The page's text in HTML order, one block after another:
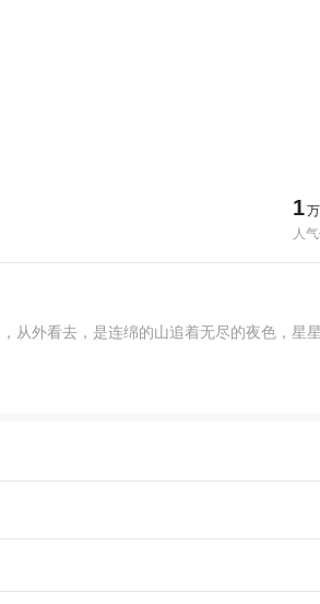
1万
人
从外看去，是连绵的山追着无尽的夜色，星